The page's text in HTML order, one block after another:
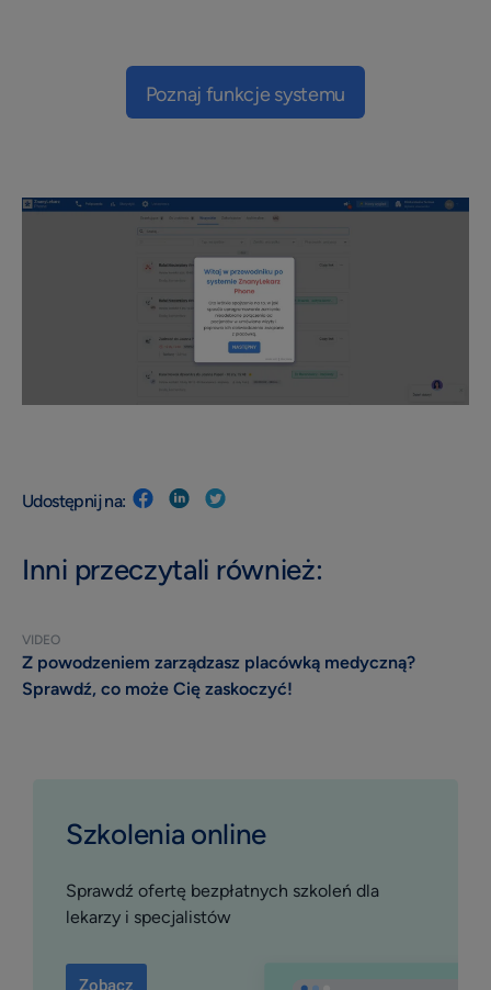
Poznaj funkcje systemu
Udostępnij na:
Inni przeczytali również:
VIDEO
Z powodzeniem zarządzasz placówką medyczną?
Sprawdź, co może Cię zaskoczyć!
Szkolenia online
Sprawdź ofertę bezpłatnych szkoleń dla
lekarzy i specjalistów
Zobacz